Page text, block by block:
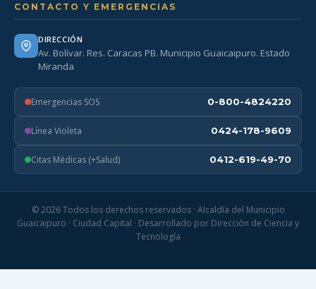
CONTACTO Y EMERGENCIAS
DIRECCIÓN
Av. Bolívar. Res. Caracas PB. Municipio Guaicaipuro. Estado
Miranda
Emergencias SOS 0-800-4824220
Línea Violeta 0424-178-9609
Citas Médicas (+Salud) 0412-619-49-70
© 2026 Todos los derechos reservados · Alcaldía del Municipio
Guaicaipuro · Ciudad Capital · Desarrollado por Dirección de Ciencia y
Tecnología